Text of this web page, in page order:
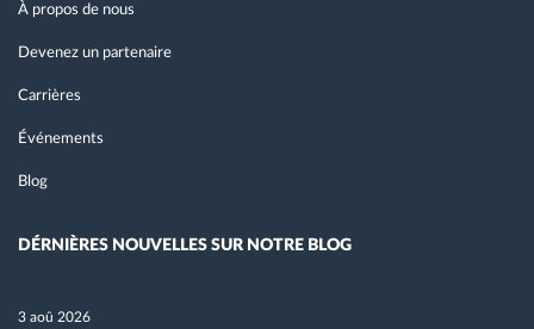
À propos de nous
Devenez un partenaire
Carrières
Événements
Blog
DÉRNIÈRES NOUVELLES SUR NOTRE BLOG
3 aoû 2026